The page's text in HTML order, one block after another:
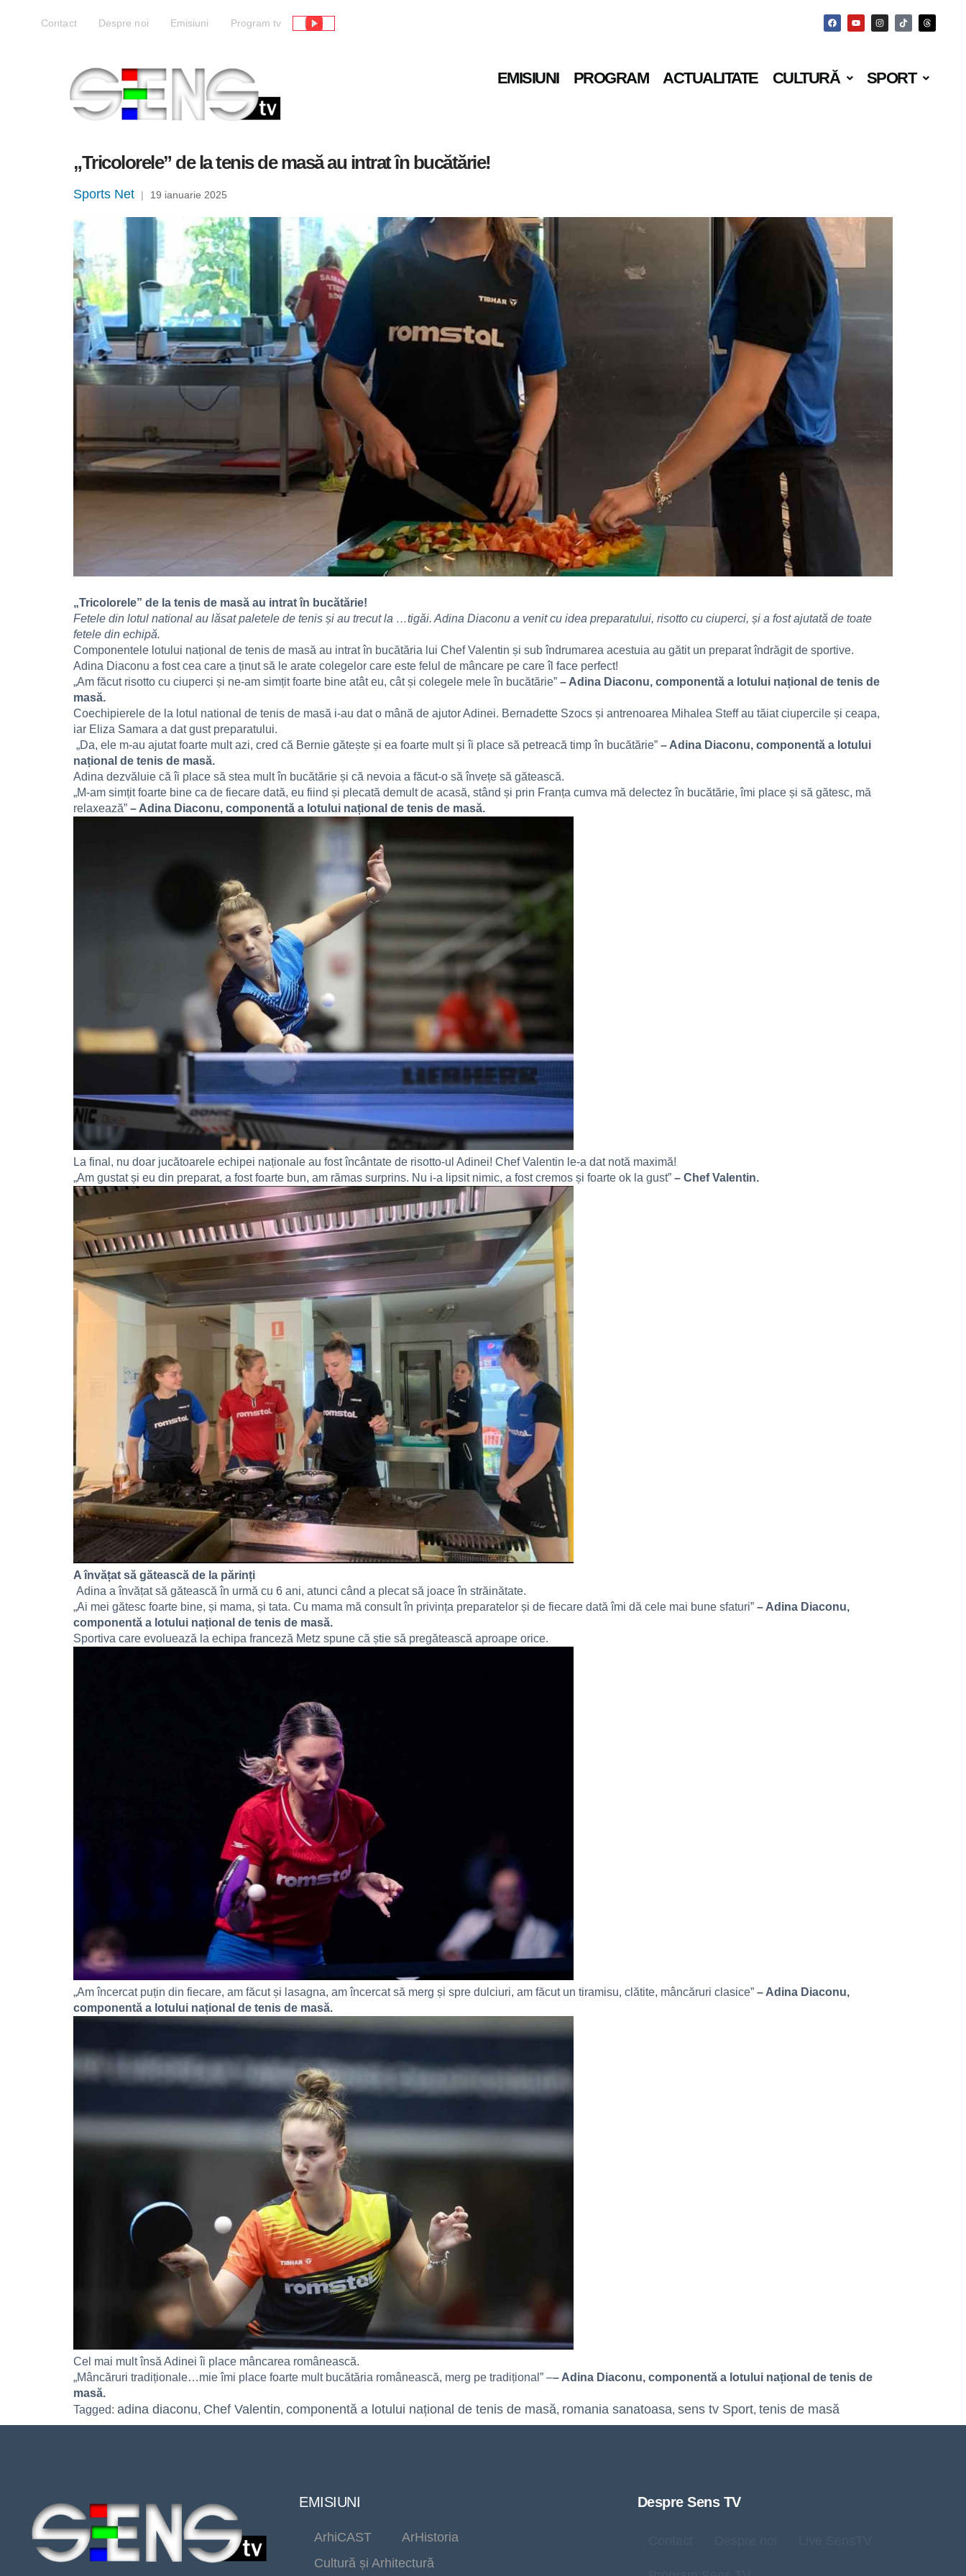
Contact Despre noi Emisiuni Program tv Live
EMISIUNI PROGRAM ACTUALITATE CULTURĂ SPORT
„Tricolorele” de la tenis de masă au intrat în bucătărie!
Sports Net | 19 ianuarie 2025
„Tricolorele” de la tenis de masă au intrat în bucătărie!
Fetele din lotul national au lăsat paletele de tenis și au trecut la …tigăi. Adina Diaconu a venit cu idea preparatului, risotto cu ciuperci, și a fost ajutată de toate
fetele din echipă.
Componentele lotului național de tenis de masă au intrat în bucătăria lui Chef Valentin și sub îndrumarea acestuia au gătit un preparat îndrăgit de sportive.
Adina Diaconu a fost cea care a ținut să le arate colegelor care este felul de mâncare pe care îl face perfect!
„Am făcut risotto cu ciuperci și ne-am simțit foarte bine atât eu, cât și colegele mele în bucătărie” – Adina Diaconu, componentă a lotului național de tenis de
masă.
Coechipierele de la lotul national de tenis de masă i-au dat o mână de ajutor Adinei. Bernadette Szocs și antrenoarea Mihalea Steff au tăiat ciupercile și ceapa,
iar Eliza Samara a dat gust preparatului.
„Da, ele m-au ajutat foarte mult azi, cred că Bernie gătește și ea foarte mult și îi place să petreacă timp în bucătărie” – Adina Diaconu, componentă a lotului
național de tenis de masă.
Adina dezvăluie că îi place să stea mult în bucătărie și că nevoia a făcut-o să învețe să gătească.
„M-am simțit foarte bine ca de fiecare dată, eu fiind și plecată demult de acasă, stând și prin Franța cumva mă delectez în bucătărie, îmi place și să gătesc, mă
relaxează” – Adina Diaconu, componentă a lotului național de tenis de masă.
La final, nu doar jucătoarele echipei naționale au fost încântate de risotto-ul Adinei! Chef Valentin le-a dat notă maximă!
„Am gustat și eu din preparat, a fost foarte bun, am rămas surprins. Nu i-a lipsit nimic, a fost cremos și foarte ok la gust” – Chef Valentin.
A învățat să gătească de la părinți
Adina a învățat să gătească în urmă cu 6 ani, atunci când a plecat să joace în străinătate.
„Ai mei gătesc foarte bine, și mama, și tata. Cu mama mă consult în privința preparatelor și de fiecare dată îmi dă cele mai bune sfaturi” – Adina Diaconu,
componentă a lotului național de tenis de masă.
Sportiva care evoluează la echipa franceză Metz spune că știe să pregătească aproape orice.
„Am încercat puțin din fiecare, am făcut și lasagna, am încercat să merg și spre dulciuri, am făcut un tiramisu, clătite, mâncăruri clasice” – Adina Diaconu,
componentă a lotului național de tenis de masă.
Cel mai mult însă Adinei îi place mâncarea românească.
„Mâncăruri tradiționale…mie îmi place foarte mult bucătăria românească, merg pe tradițional” –– Adina Diaconu, componentă a lotului național de tenis de
masă.
Tagged: adina diaconu, Chef Valentin, componentă a lotului național de tenis de masă, romania sanatoasa, sens tv Sport, tenis de masă
EMISIUNI
ArhiCAST
ArHistoria
Cultură și Arhitectură
Despre Sens TV